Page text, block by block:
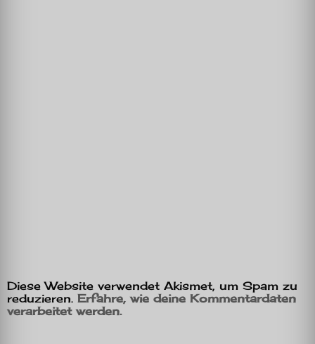
Diese Website verwendet Akismet, um Spam zu
reduzieren. Erfahre, wie deine Kommentardaten
verarbeitet werden.